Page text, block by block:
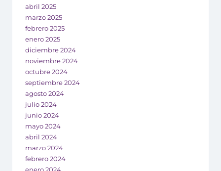
abril 2025
marzo 2025
febrero 2025
enero 2025
diciembre 2024
noviembre 2024
octubre 2024
septiembre 2024
agosto 2024
julio 2024
junio 2024
mayo 2024
abril 2024
marzo 2024
febrero 2024